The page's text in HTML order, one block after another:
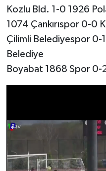
Kozlu Bld. 1-0 1926
1074 Çankırıspor 0-0
Çilimli Belediyespor 0-
Belediye
Boyabat 1868 Spor 0-